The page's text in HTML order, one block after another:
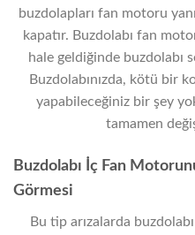
buzdolapları fan motoru
kapatır. Buzdolabı fan
hale geldiğinde buzdolabı
Buzdolabınızda, kötü bir
yapabileceğiniz bir şey
tamamen
Buzdolabı İç Fan
Görmesi
Bu tip arızalarda